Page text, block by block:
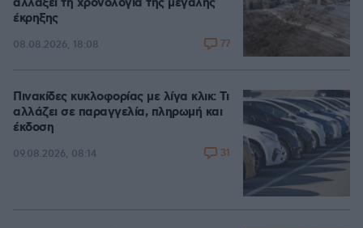
αλλάξει τη χρονολογία της μεγάλης
έκρηξης
08.08.2026, 18:08 77
Πινακίδες κυκλοφορίας με λίγα κλικ: Τι
αλλάζει σε παραγγελία, πληρωμή και
έκδοση
09.08.2026, 08:14 31